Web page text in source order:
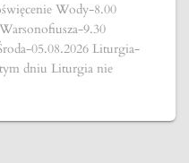
Wody-8.00
9.30
05.08.2026 Liturgia-
dniu Liturgia nie